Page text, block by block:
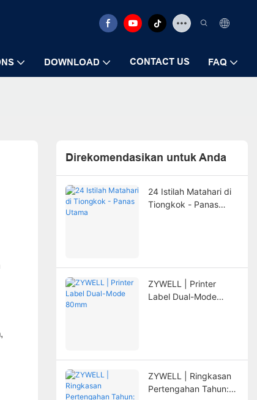
DOWNLOAD CONTACT US FAQ
Direkomendasikan untuk Anda
24 Istilah Matahari di
Tiongkok - Panas
ZYWELL | Printer
Label Dual-Mode
ZYWELL | Ringkasan
Pertengahan Tahun: